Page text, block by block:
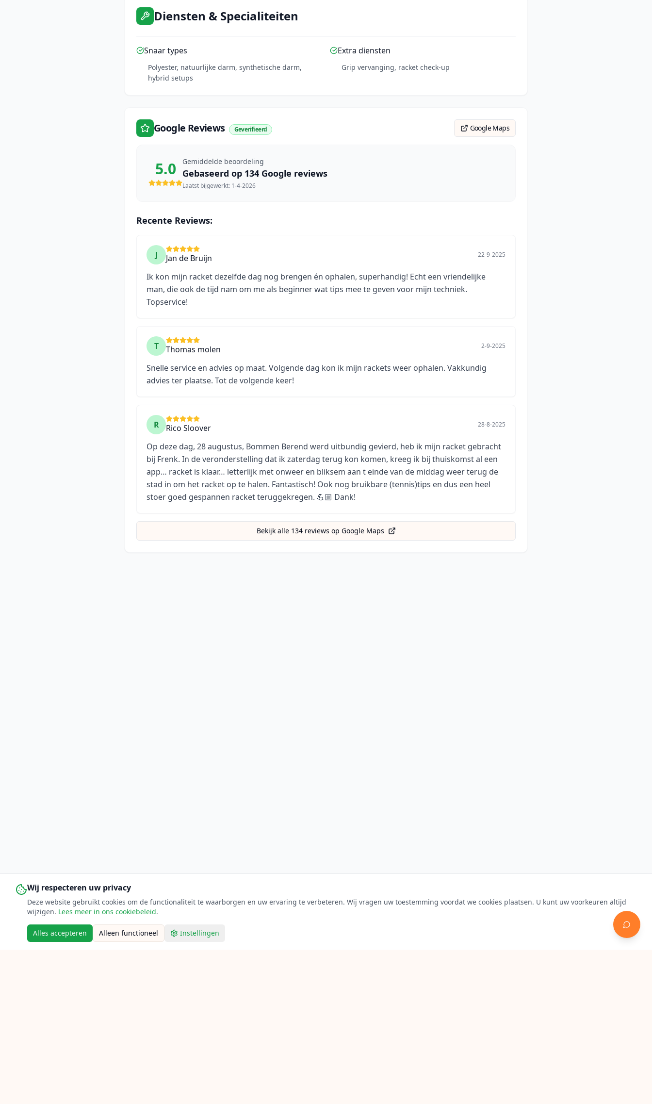
Diensten & Specialiteiten
Snaar types
Polyester, natuurlijke darm, synthetische darm,
hybrid setups
Extra diensten
Grip vervanging, racket check-up
Google Reviews Geverifieerd Google Maps
5.0 Gemiddelde beoordeling
Gebaseerd op 134 Google reviews
Laatst bijgewerkt: 1-4-2026
Recente Reviews:
J Jan de Bruijn 22-9-2025
Ik kon mijn racket dezelfde dag nog brengen én ophalen, superhandig! Echt een vriendelijke
man, die ook de tijd nam om me als beginner wat tips mee te geven voor mijn techniek.
Topservice!
T Thomas molen 2-9-2025
Snelle service en advies op maat. Volgende dag kon ik mijn rackets weer ophalen. Vakkundig
advies ter plaatse. Tot de volgende keer!
R Rico Sloover 28-8-2025
Op deze dag, 28 augustus, Bommen Berend werd uitbundig gevierd, heb ik mijn racket gebracht
bij Frenk. In de veronderstelling dat ik zaterdag terug kon komen, kreeg ik bij thuiskomst al een
app… racket is klaar… letterlijk met onweer en bliksem aan t einde van de middag weer terug de
stad in om het racket op te halen. Fantastisch! Ook nog bruikbare (tennis)tips en dus een heel
stoer goed gespannen racket teruggekregen. 💪🏼 Dank!
Bekijk alle 134reviews op Google Maps
Wij respecteren uw privacy
Deze website gebruikt cookies om de functionaliteit te waarborgen en uw ervaring te verbeteren. Wij vragen uw toestemming voordat we cookies plaatsen. U kunt uw voorkeuren altijd
wijzigen. Lees meer in ons cookiebeleid.
Alles accepteren Alleen functioneel Instellingen